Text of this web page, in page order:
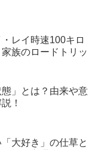
レイ時速100キロ
族のロードトリッ
」とは？由来や意
！
大好き」の仕草と